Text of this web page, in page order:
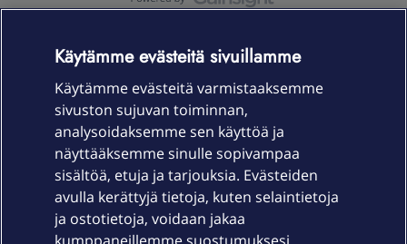
Laitteet & liittymät
Palvelut
Käytämme evästeitä sivuillamme
Käytämme evästeitä varmistaaksemme
sivuston sujuvan toiminnan,
analysoidaksemme sen käyttöä ja
näyttääksemme sinulle sopivampaa
sisältöä, etuja ja tarjouksia. Evästeiden
avulla kerättyjä tietoja, kuten selaintietoja
ja ostotietoja, voidaan jakaa